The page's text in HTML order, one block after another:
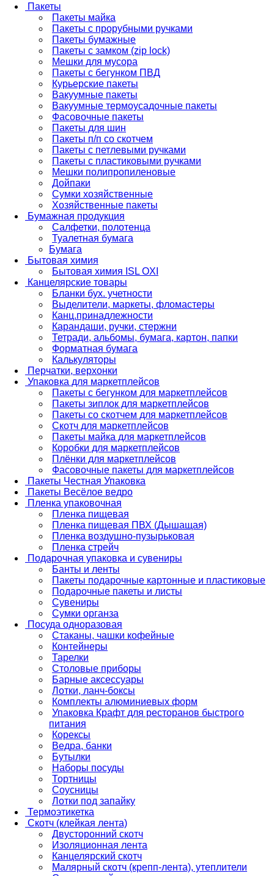
Пакеты
Пакеты майка
Пакеты с прорубными ручками
Пакеты бумажные
Пакеты с замком (zip lock)
Мешки для мусора
Пакеты с бегунком ПВД
Курьерские пакеты
Вакуумные пакеты
Вакуумные термоусадочные пакеты
Фасовочные пакеты
Пакеты для шин
Пакеты п/п со скотчем
Пакеты с петлевыми ручками
Пакеты с пластиковыми ручками
Мешки полипропиленовые
Дойпаки
Сумки хозяйственные
Хозяйственные пакеты
Бумажная продукция
Салфетки, полотенца
Туалетная бумага
Бумага
Бытовая химия
Бытовая химия ISL OXI
Канцелярские товары
Бланки бух. учетности
Выделители, маркеты, фломастеры
Канц.принадлежности
Карандаши, ручки, стержни
Тетради, альбомы, бумага, картон, папки
Форматная бумага
Калькуляторы
Перчатки, верхонки
Упаковка для маркетплейсов
Пакеты с бегунком для маркетплейсов
Пакеты зиплок для маркетплейсов
Пакеты со скотчем для маркетплейсов
Скотч для маркетплейсов
Пакеты майка для маркетплейсов
Коробки для маркетплейсов
Плёнки для маркетплейсов
Фасовочные пакеты для маркетплейсов
Пакеты Честная Упаковка
Пакеты Весёлое ведро
Пленка упаковочная
Пленка пищевая
Пленка пищевая ПВХ (Дышащая)
Пленка воздушно-пузырьковая
Пленка стрейч
Подарочная упаковка и сувениры
Банты и ленты
Пакеты подарочные картонные и пластиковые
Подарочные пакеты и листы
Сувениры
Сумки органза
Посуда одноразовая
Стаканы, чашки кофейные
Контейнеры
Тарелки
Столовые приборы
Барные аксессуары
Лотки, ланч-боксы
Комплекты алюминиевых форм
Упаковка Крафт для ресторанов быстрого
питания
Корексы
Ведра, банки
Бутылки
Наборы посуды
Тортницы
Соусницы
Лотки под запайку
Термоэтикетка
Скотч (клейкая лента)
Двусторонний скотч
Изоляционная лента
Канцелярский скотч
Малярный скотч (крепп-лента), утеплители